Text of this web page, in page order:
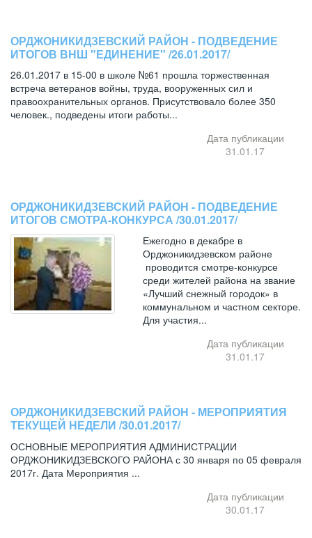
ОРДЖОНИКИДЗЕВСКИЙ РАЙОН - ПОДВЕДЕНИЕ
ИТОГОВ ВНШ "ЕДИНЕНИЕ" /26.01.2017/
26.01.2017 в 15-00 в школе №61 прошла торжественная
встреча ветеранов войны, труда, вооруженных сил и
правоохранительных органов. Присутствовало более 350
человек., подведены итоги работы...
Дата публикации
31.01.17
ОРДЖОНИКИДЗЕВСКИЙ РАЙОН - ПОДВЕДЕНИЕ
ИТОГОВ СМОТРА-КОНКУРСА /30.01.2017/
Ежегодно в декабре в
Орджоникидзевском районе
проводится смотре-конкурсе
среди жителей района на звание
«Лучший снежный городок» в
коммунальном и частном секторе.
Для участия...
Дата публикации
31.01.17
ОРДЖОНИКИДЗЕВСКИЙ РАЙОН - МЕРОПРИЯТИЯ
ТЕКУЩЕЙ НЕДЕЛИ /30.01.2017/
ОСНОВНЫЕ МЕРОПРИЯТИЯ АДМИНИСТРАЦИИ
ОРДЖОНИКИДЗЕВСКОГО РАЙОНА с 30 января по 05 февраля
2017г. Дата Мероприятия ...
Дата публикации
30.01.17